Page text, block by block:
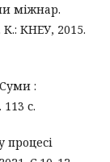
міжнар.
К.: КНЕУ, 2015.
:
с.
процесі